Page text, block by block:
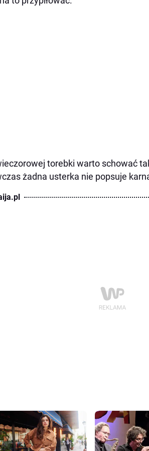
torebki warto schować
żadna usterka nie popsuje